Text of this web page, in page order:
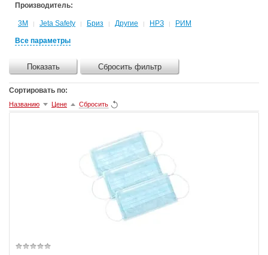
Производитель:
3M | Jeta Safety | Бриз | Другие | НРЗ | РИМ
Все параметры
Показать Сбросить фильтр
Сортировать по:
Названию Цене Сбросить